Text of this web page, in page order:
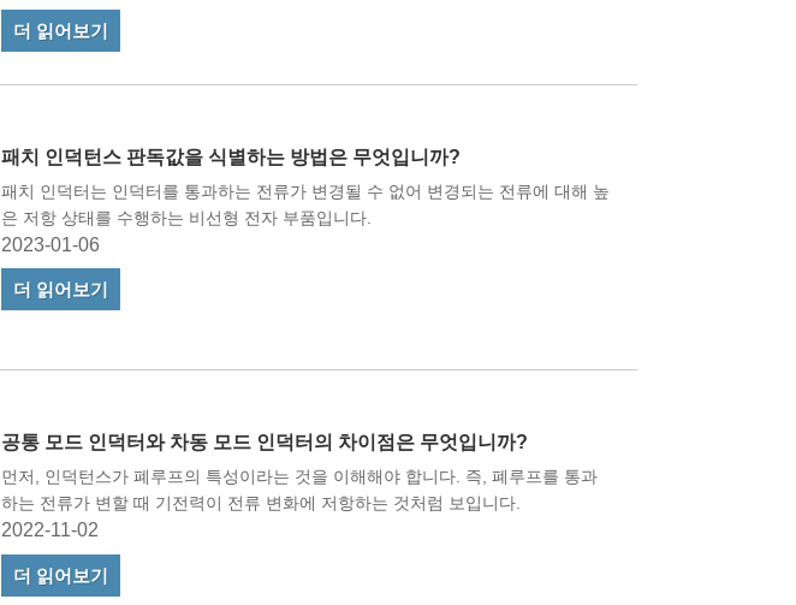
더 읽어보기
패치 인덕턴스 판독값을 식별하는 방법은 무엇입니까?
패치 인덕터는 인덕터를 통과하는 전류가 변경될 수 없어 변경되는 전류에 대해 높
은 저항 상태를 수행하는 비선형 전자 부품입니다.
2023-01-06
더 읽어보기
공통 모드 인덕터와 차동 모드 인덕터의 차이점은 무엇입니까?
먼저, 인덕턴스가 폐루프의 특성이라는 것을 이해해야 합니다. 즉, 폐루프를 통과
하는 전류가 변할 때 기전력이 전류 변화에 저항하는 것처럼 보입니다.
2022-11-02
더 읽어보기